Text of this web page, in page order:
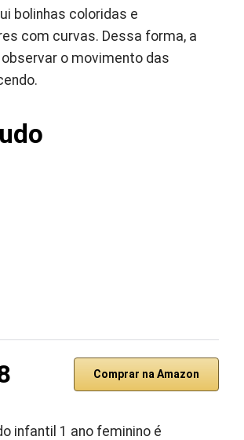
bolinhas coloridas e
com curvas. Dessa forma, a
o movimento das
Comprar na Amazon
infantil 1 ano feminino é